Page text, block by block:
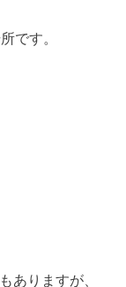
です。
ありますが、